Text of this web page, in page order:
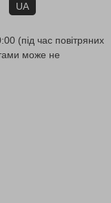
UA
(під час повітряних
може не